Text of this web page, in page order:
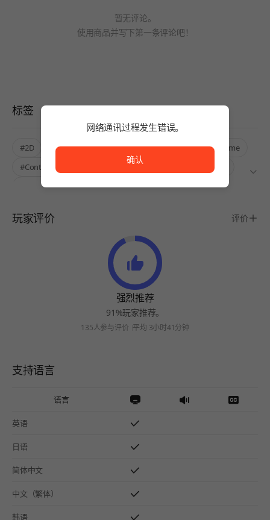
暂无评论。
使用商品并写下第一条评论吧！
标签
#2D #Pixel art #Cute #Korean Localized
#Anime
#Controller
#Roguelite
#Roguelike
#Hack and Slash
玩家评价 评价
强烈推荐
91%玩家推荐。
135人参与评价 平均 3小时41分钟
支持语言
语言
英语
日语
简体中文
中文（繁体）
韩语
网络通讯过程发生错误。
确认